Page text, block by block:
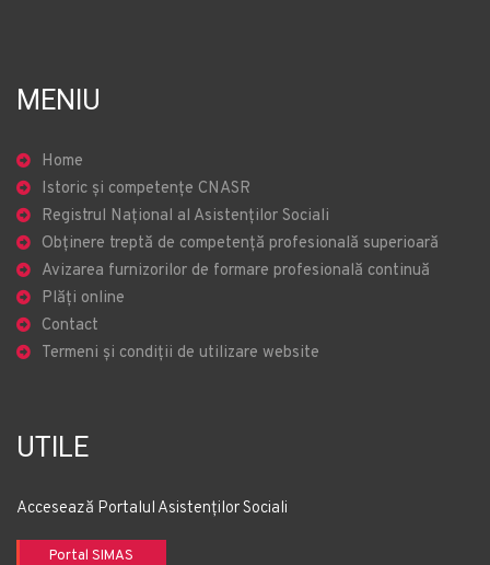
MENIU
Home
Istoric și competențe CNASR
Registrul Național al Asistenților Sociali
Obținere treptă de competență profesională superioară
Avizarea furnizorilor de formare profesională continuă
Plăți online
Contact
Termeni și condiții de utilizare website
UTILE
Accesează Portalul Asistenților Sociali
Portal SIMAS